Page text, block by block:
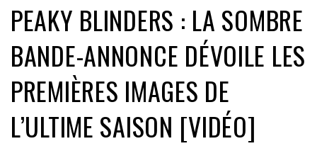
PEAKY BLINDERS : LA SOMBRE
BANDE-ANNONCE DÉVOILE LES
PREMIÈRES IMAGES DE
L’ULTIME SAISON [VIDÉO]